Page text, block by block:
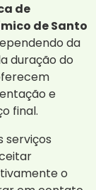
de
de Santo
da
duração do
e
final.
serviços
o